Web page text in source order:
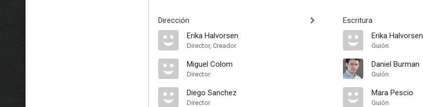
Dirección
Erika Halvorsen
Director, Creador
Miguel Colom
Director
Diego Sanchez
Director
Escritura
Erika Halvorsen
Guión
Daniel Burman
Guión
Mara Pescio
Guión